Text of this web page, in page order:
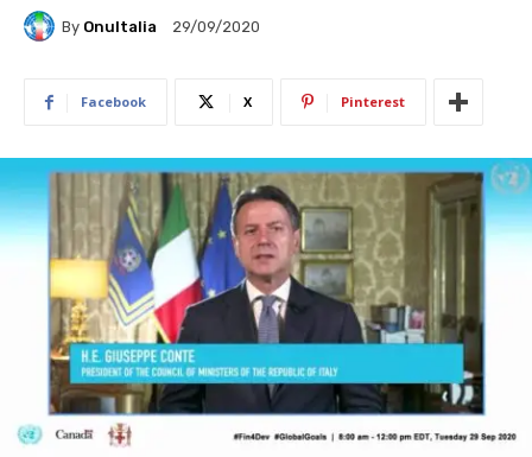
By OnuItalia 29/09/2020
Facebook X Pinterest